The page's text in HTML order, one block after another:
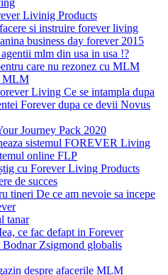
Livinig Products
si instruire forever living
business day forever 2015
mlm din usa in usa !?
care nu rezonez cu MLM
MLM
Living Ce se intampla dupa
Forever dupa ce devii Novus
Journey Pack 2020
sistemul FOREVER Living
online FLP
cu Forever Living Products
de succes
tineri De ce am nevoie sa incepe
tanar
ce fac defapt in Forever
Bodnar Zsigmond globalis
despre afacerile MLM